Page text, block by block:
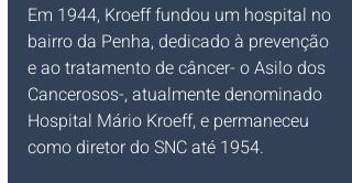
Em 1944, Kroeff fundou um hospital no
bairro da Penha, dedicado à prevenção
e ao tratamento de câncer- o Asilo dos
Cancerosos-, atualmente denominado
Hospital Mário Kroeff, e permaneceu
como diretor do SNC até 1954.